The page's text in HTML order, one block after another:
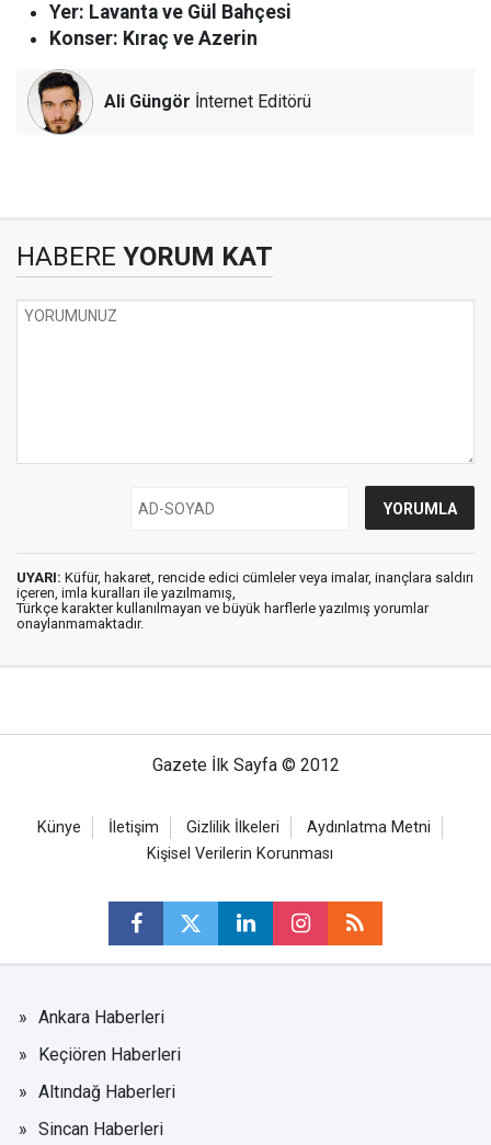
Yer: Lavanta ve Gül Bahçesi
Konser: Kıraç ve Azerin
Ali Güngör İnternet Editörü
HABERE YORUM KAT
UYARI: Küfür, hakaret, rencide edici cümleler veya imalar, inançlara saldırı
içeren, imla kuralları ile yazılmamış,
Türkçe karakter kullanılmayan ve büyük harflerle yazılmış yorumlar
onaylanmamaktadır.
Gazete İlk Sayfa © 2012
Künye İletişim Gizlilik İlkeleri
Aydınlatma Metni
Kişisel Verilerin Korunması
Ankara Haberleri
Keçiören Haberleri
Altındağ Haberleri
Sincan Haberleri